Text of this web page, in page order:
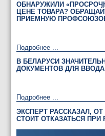
ОБНАРУЖИЛИ
ЦЕНЕ ТОВАРА?
ПРИЕМНУЮ
Подробнее ...
В БЕЛАРУСИ
ДОКУМЕНТОВ ДЛЯ
Подробнее ...
ЭКСПЕРТ РАССКАЗАЛ,
СТОИТ ОТКАЗАТЬСЯ ПРИ